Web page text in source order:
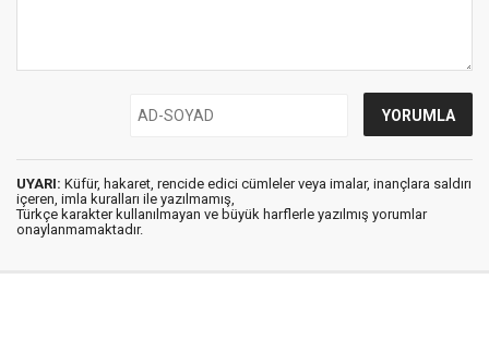
UYARI: Küfür, hakaret, rencide edici cümleler veya imalar, inançlara saldırı
içeren, imla kuralları ile yazılmamış,
Türkçe karakter kullanılmayan ve büyük harflerle yazılmış yorumlar
onaylanmamaktadır.